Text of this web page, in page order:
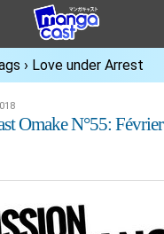
› Love under Arrest
Omake N°55: Février